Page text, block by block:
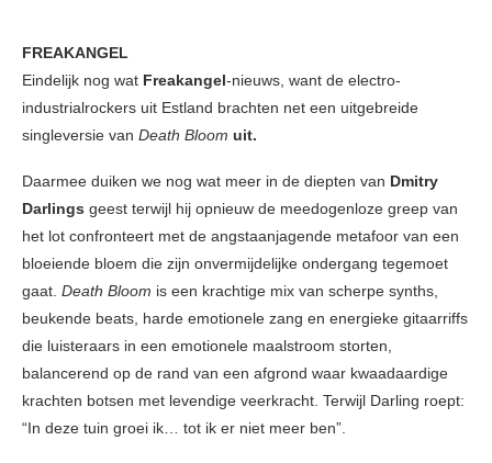
FREAKANGEL
Eindelijk nog wat Freakangel-nieuws, want de electro-
industrialrockers uit Estland brachten net een uitgebreide
singleversie van Death Bloom uit.
Daarmee duiken we nog wat meer in de diepten van Dmitry
Darlings geest terwijl hij opnieuw de meedogenloze greep van
het lot confronteert met de angstaanjagende metafoor van een
bloeiende bloem die zijn onvermijdelijke ondergang tegemoet
gaat. Death Bloom is een krachtige mix van scherpe synths,
beukende beats, harde emotionele zang en energieke gitaarriffs
die luisteraars in een emotionele maalstroom storten,
balancerend op de rand van een afgrond waar kwaadaardige
krachten botsen met levendige veerkracht. Terwijl Darling roept:
“In deze tuin groei ik… tot ik er niet meer ben”.